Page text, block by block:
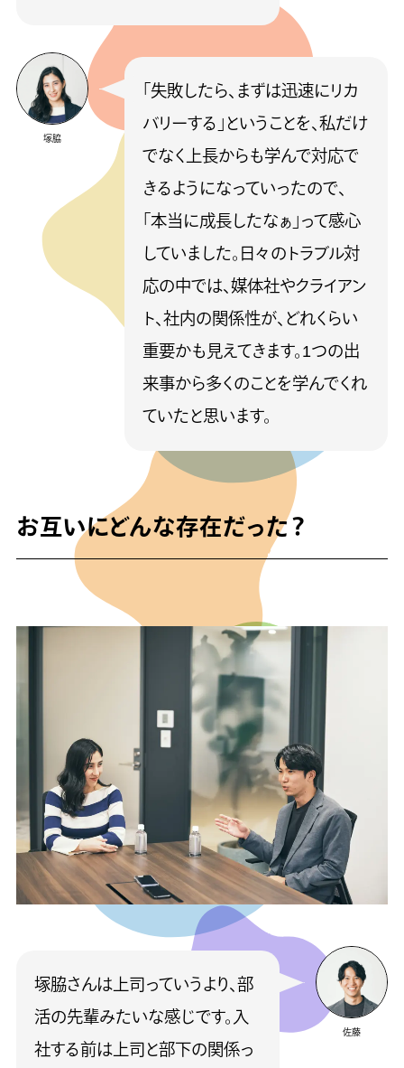
塚脇
「失敗したら、まずは迅速にリカ
バリーする」ということを、私だけ
でなく上長からも学んで対応で
きるようになっていったので、
「本当に成長したなぁ」って感心
していました。日々のトラブル対
応の中では、媒体社やクライアン
ト、社内の関係性が、どれくらい
重要かも見えてきます。1つの出
来事から多くのことを学んでくれ
ていたと思います。
お互いにどんな存在だった？
佐藤
塚脇さんは上司っていうより、部
活の先輩みたいな感じです。入
社する前は上司と部下の関係っ